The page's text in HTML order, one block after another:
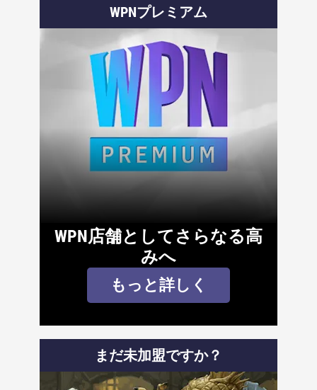
WPNプレミアム
WPN店舗としてさらなる高
みへ
もっと詳しく
まだ未加盟ですか？